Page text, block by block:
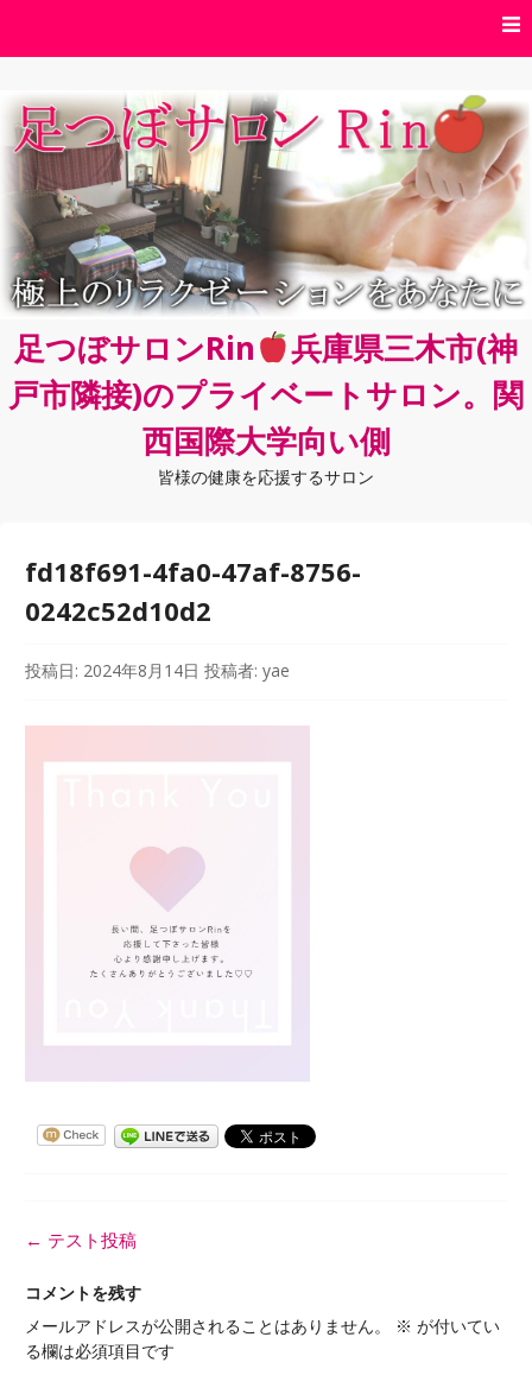
ン
ツ
へ
ス
キ
ッ
プ
足つぼサロンRin
兵庫県三木市(神
戸市隣接)のプライベートサロン。関
西国際大学向い側
皆様の健康を応援するサロン
fd18f691-4fa0-47af-8756-
0242c52d10d2
投稿日: 2024年8月14日 投稿者:yae
投
ナ
ビ
ゲ
← テスト投稿
コメントを残す
メールアドレスが公開されることはありません。
※ が付いてい
る欄は必須項目です